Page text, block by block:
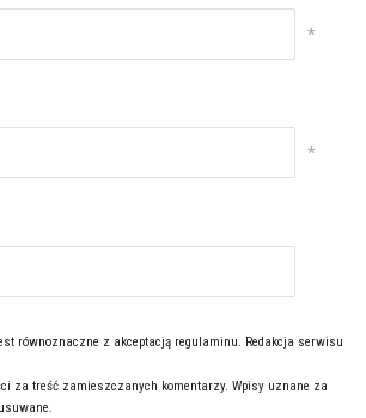
*
*
równoznaczne z akceptacją regulaminu. Redakcja serwisu
za treść zamieszczanych komentarzy. Wpisy uznane za